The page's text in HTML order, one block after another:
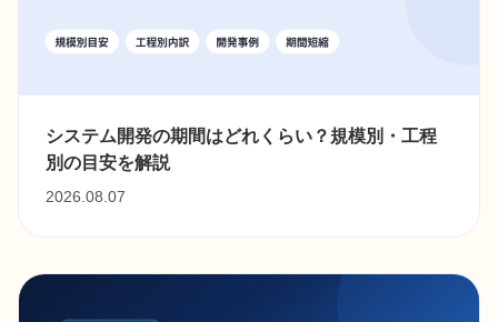
システム開発の期間はどれくらい？規模別・工程
別の目安を解説
2026.08.07